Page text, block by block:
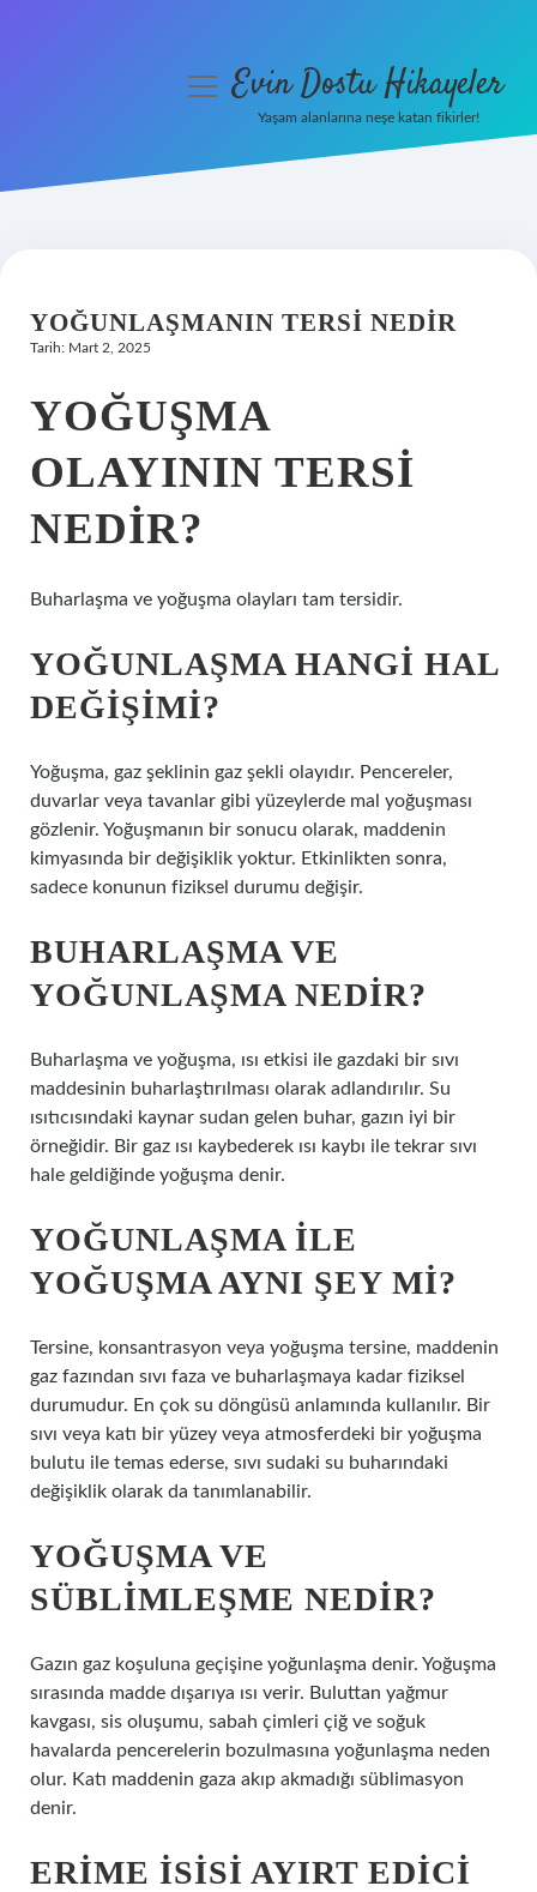
Hakkımızda
menüyüEvin Dostu Hikayeler
Yaşam alanlarına neşe katan fikirler!
YOĞUNLAŞMANIN TERSI NEDIR
Tarih: Mart 2, 2025
YOĞUŞMA
OLAYININ TERSI
NEDIR?
Buharlaşma ve yoğuşma olayları tam tersidir.
YOĞUNLAŞMA HANGI HAL
DEĞIŞIMI?
Yoğuşma, gaz şeklinin gaz şekli olayıdır. Pencereler,
duvarlar veya tavanlar gibi yüzeylerde mal yoğuşması
gözlenir. Yoğuşmanın bir sonucu olarak, maddenin
kimyasında bir değişiklik yoktur. Etkinlikten sonra,
sadece konunun fiziksel durumu değişir.
BUHARLAŞMA VE
YOĞUNLAŞMA NEDIR?
Buharlaşma ve yoğuşma, ısı etkisi ile gazdaki bir sıvı
maddesinin buharlaştırılması olarak adlandırılır. Su
ısıtıcısındaki kaynar sudan gelen buhar, gazın iyi bir
örneğidir. Bir gaz ısı kaybederek ısı kaybı ile tekrar sıvı
hale geldiğinde yoğuşma denir.
YOĞUNLAŞMA ILE
YOĞUŞMA AYNI ŞEY MI?
Tersine, konsantrasyon veya yoğuşma tersine, maddenin
gaz fazından sıvı faza ve buharlaşmaya kadar fiziksel
durumudur. En çok su döngüsü anlamında kullanılır. Bir
sıvı veya katı bir yüzey veya atmosferdeki bir yoğuşma
bulutu ile temas ederse, sıvı sudaki su buharındaki
değişiklik olarak da tanımlanabilir.
YOĞUŞMA VE
SÜBLIMLEŞME NEDIR?
Gazın gaz koşuluna geçişine yoğunlaşma denir. Yoğuşma
sırasında madde dışarıya ısı verir. Buluttan yağmur
kavgası, sis oluşumu, sabah çimleri çiğ ve soğuk
havalarda pencerelerin bozulmasına yoğunlaşma neden
olur. Katı maddenin gaza akıp akmadığı süblimasyon
denir.
ERIME ISISI AYIRT EDICI